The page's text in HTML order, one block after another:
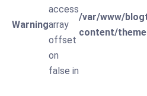
Warning
access
array
offset
on
false in
/var/www/
content/